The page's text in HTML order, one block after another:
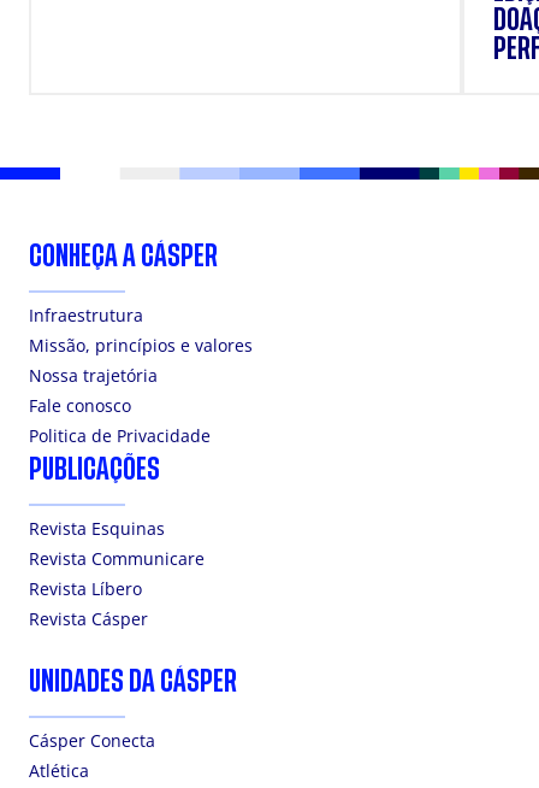
CONHEÇA A CÁSPER
Infraestrutura
Missão, princípios e valores
Nossa trajetória
Fale conosco
Politica de Privacidade
PUBLICAÇÕES
Revista Esquinas
Revista Communicare
Revista Líbero
Revista Cásper
UNIDADES DA CÁSPER
Cásper Conecta
Atlética